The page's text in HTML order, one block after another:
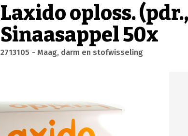
Laxido oploss.
Sinaasappel 50x
2713105 - Maag, darm en stofwisseling